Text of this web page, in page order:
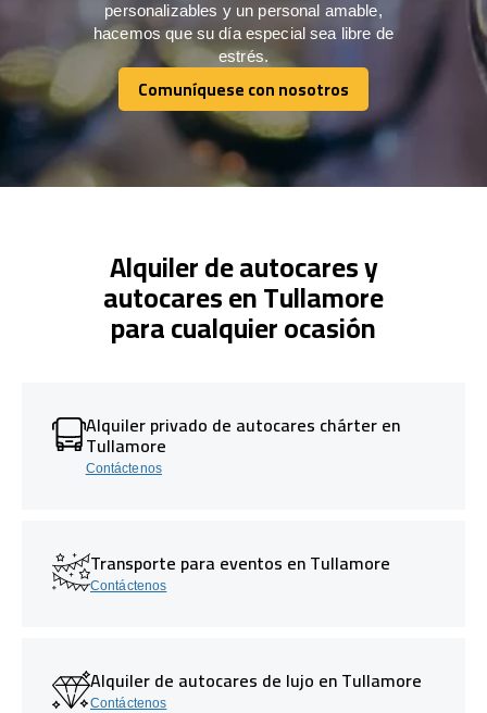
personalizables y un personal amable,
hacemos que su día especial sea libre de
estrés.
Comuníquese con nosotros
Comuníquese con nosotros
Alquiler de autocares y
autocares en Tullamore
para cualquier ocasión
Alquiler privado de autocares chárter en
Tullamore
Contáctenos
Transporte para eventos en Tullamore
Contáctenos
Alquiler de autocares de lujo en Tullamore
Contáctenos